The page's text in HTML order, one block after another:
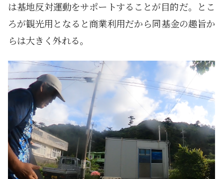
は基地反対運動をサポートすることが目的だ。とこ
ろが観光用となると商業利用だから同基金の趣旨か
らは大きく外れる。